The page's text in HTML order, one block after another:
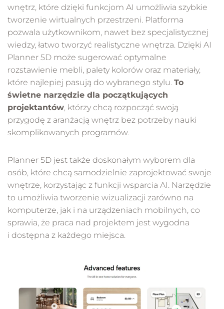
wnętrz, które dzięki funkcjom AI umożliwia szybkie
tworzenie wirtualnych przestrzeni. Platforma
pozwala użytkownikom, nawet bez specjalistycznej
wiedzy, łatwo tworzyć realistyczne wnętrza. Dzięki AI
Planner 5D może sugerować optymalne
rozstawienie mebli, palety kolorów oraz materiały,
które najlepiej pasują do wybranego stylu. To
świetne narzędzie dla początkujących
projektantów, którzy chcą rozpocząć swoją
przygodę z aranżacją wnętrz bez potrzeby nauki
skomplikowanych programów.
Planner 5D jest także doskonałym wyborem dla
osób, które chcą samodzielnie zaprojektować swoje
wnętrze, korzystając z funkcji wsparcia AI. Narzędzie
to umożliwia tworzenie wizualizacji zarówno na
komputerze, jak i na urządzeniach mobilnych, co
sprawia, że praca nad projektem jest wygodna
i dostępna z każdego miejsca.